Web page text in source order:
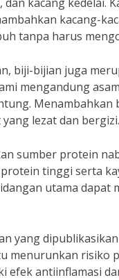
kacang-
tanpa harus
biji-bijian juga
mengandung
Menambahkan
lezat dan bergizi.
sumber protein
tinggi serta
utama
yang
menurunkan risiko
efek antiinflamasi